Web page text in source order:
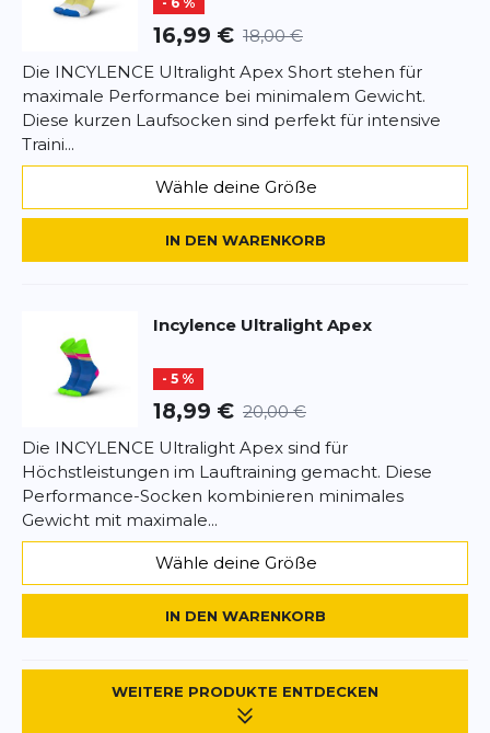
16,99 € 18,00 €
Die INCYLENCE Ultralight Apex Short stehen für
maximale Performance bei minimalem Gewicht.
Diese kurzen Laufsocken sind perfekt für intensive
Traini...
Wähle deine Größe
IN DEN WARENKORB
Incylence Ultralight Apex
- 5 %
18,99 € 20,00 €
Die INCYLENCE Ultralight Apex sind für
Höchstleistungen im Lauftraining gemacht. Diese
Performance-Socken kombinieren minimales
Gewicht mit maximale...
Wähle deine Größe
IN DEN WARENKORB
WEITERE PRODUKTE ENTDECKEN